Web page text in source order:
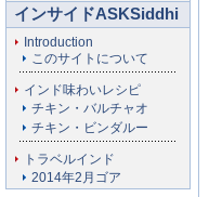
インサイドASKSiddhi
Introduction
このサイトについて
インド味わいレシピ
チキン・バルチャオ
チキン・ビンダルー
トラベルインド
2014年2月ゴア